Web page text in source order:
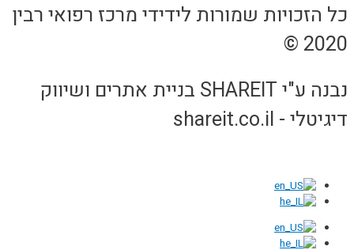
כל הזכויות שמורות לידידי מרכז רפואי רבין
2020 ©
נבנה ע"י SHAREIT בניית אתרים ושיווק
דיגיטלי - shareit.co.il